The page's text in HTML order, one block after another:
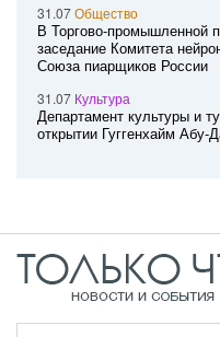
31.07Общество
В Торгово-промышленной
заседание Комитета
Союза пиарщиков России
31.07 Культура
Департамент культуры и
открытии Гуггенхайм Абу-